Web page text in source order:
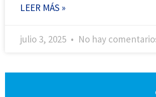
LEER MÁS »
julio 3, 2025 No hay